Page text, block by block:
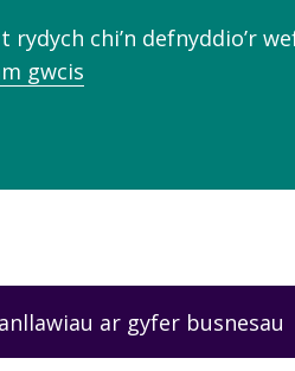
chi’n defnyddio’r
gwcis
ar gyfer busnesau